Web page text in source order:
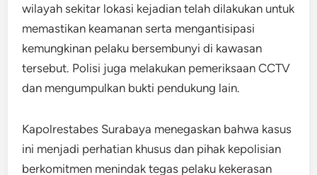
wilayah sekitar lokasi kejadian telah dilakukan untuk
memastikan keamanan serta mengantisipasi
kemungkinan pelaku bersembunyi di kawasan
tersebut. Polisi juga melakukan pemeriksaan CCTV
dan mengumpulkan bukti pendukung lain.
Kapolrestabes Surabaya menegaskan bahwa kasus
ini menjadi perhatian khusus dan pihak kepolisian
berkomitmen menindak tegas pelaku kekerasan